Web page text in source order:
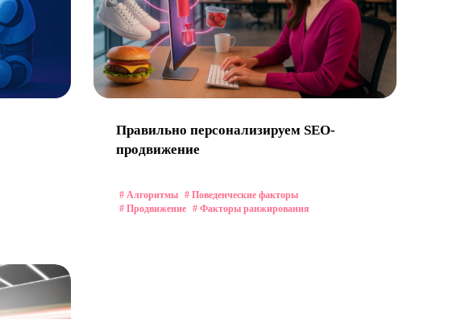
Правильно персонализируем SEO-
продвижение
# Алгоритмы # Поведенческие факторы
# Продвижение # Факторы ранжирования